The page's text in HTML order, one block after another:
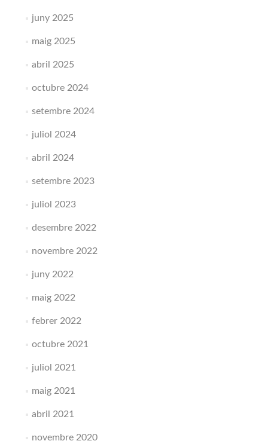
juny 2025
maig 2025
abril 2025
octubre 2024
setembre 2024
juliol 2024
abril 2024
setembre 2023
juliol 2023
desembre 2022
novembre 2022
juny 2022
maig 2022
febrer 2022
octubre 2021
juliol 2021
maig 2021
abril 2021
novembre 2020